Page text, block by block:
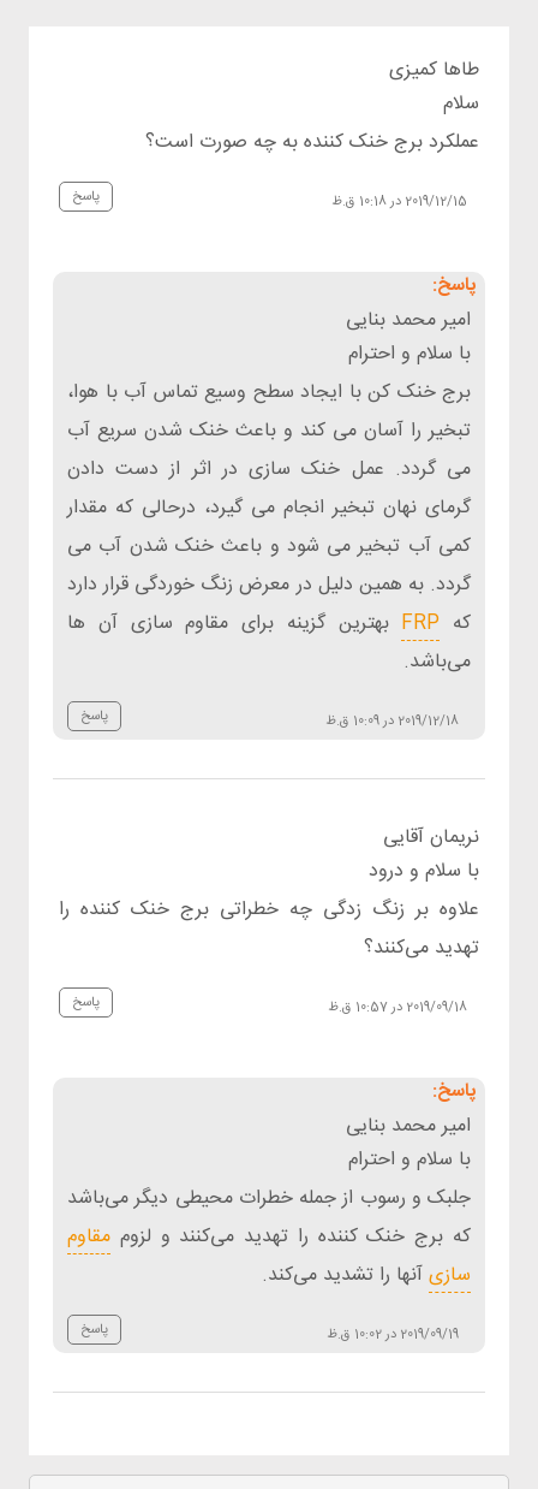
طاها کمیزی
2019/12/15 در 10:18 ق.ظ
سلام
عملکرد برج خنک کننده به چه صورت است؟
پاسخ
امیر محمد بنایی
2019/12/18 در 10:09 ق.ظ
با سلام و احترام
برج خنک کن با ایجاد سطح وسیع تماس آب با هوا،
تبخیر را آسان می کند و باعث خنک شدن سریع آب
می گردد. عمل خنک سازی در اثر از دست دادن
گرمای نهان تبخیر انجام می گیرد، درحالی که مقدار
کمی آب تبخیر می شود و باعث خنک شدن آب می
گردد. به همین دلیل در معرض زنگ خوردگی قرار دارد
که FRP بهترین گزینه برای مقاوم سازی آن ها
می‌باشد.
پاسخ
نریمان آقایی
2019/09/18 در 10:57 ق.ظ
با سلام و درود
علاوه بر زنگ زدگی چه خطراتی برج خنک کننده را
تهدید می‌کنند؟
پاسخ
امیر محمد بنایی
2019/09/19 در 10:02 ق.ظ
با سلام و احترام
جلبک و رسوب از جمله خطرات محیطی دیگر می‌باشد
که برج خنک کننده را تهدید می‌کنند و لزوم مقاوم
سازیآنها را تشدید می‌کند.
پاسخ